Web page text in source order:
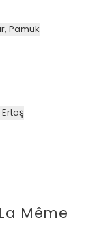
Même